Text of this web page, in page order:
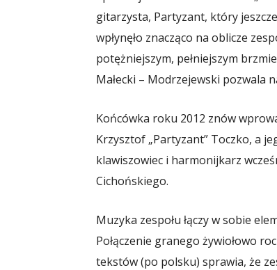
gitarzysta, Partyzant, który
wpłynęło znacząco na oblicze
potężniejszym, pełniejszym
Małecki – Modrzejewski pozwala
Końcówka roku 2012 znów
Krzysztof „Partyzant” Toczko, a
klawiszowiec i harmonijkarz
Cichońskiego.
Muzyka zespołu łączy w sobie
Połączenie granego żywiołowo
tekstów (po polsku) sprawia, że